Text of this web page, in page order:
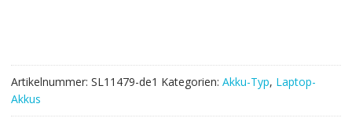
Artikelnummer: SL11479-de1 Kategorien: Akku-Typ, Laptop-
Akkus